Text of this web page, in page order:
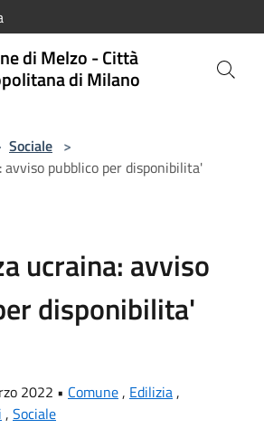
di Melzo - Città
di Milano
Sociale >
avviso pubblico per disponibilita'
ucraina: avviso
disponibilita'
2022 • Comune, Edilizia,
, Sociale